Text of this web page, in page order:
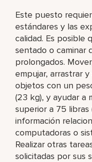
Este puesto
estándares y las
calidad. Es posible
sentado o caminar
prolongados.
empujar, arrastrar
objetos con un
(23 kg), y ayudar a
superior a 75 libras
información
computadoras o
Realizar otras
solicitadas por sus